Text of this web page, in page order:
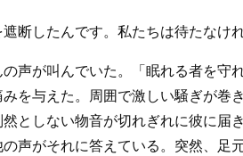
遮断したんです。私たちは待たな
声が叫んでいた。「眠れる者を
を与えた。周囲で激しい騒ぎが
としない物音が切れぎれに彼に
声がそれに答えている。突然、足